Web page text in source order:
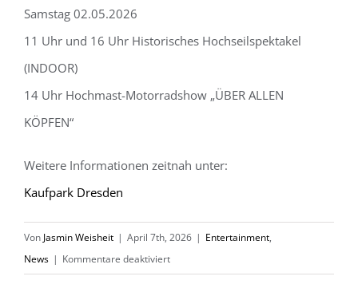
Samstag 02.05.2026
11 Uhr und 16 Uhr Historisches Hochseilspektakel
(INDOOR)
14 Uhr Hochmast-Motorradshow „ÜBER ALLEN
KÖPFEN“
Weitere Informationen zeitnah unter:
Kaufpark Dresden
Von Jasmin Weisheit | April 7th, 2026 | Entertainment,
News | Kommentare deaktiviertfür